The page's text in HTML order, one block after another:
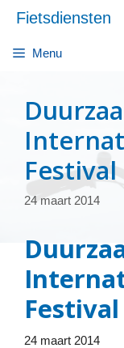
naar
inhoud
Fietsdiensten
Menu
Festival
24 maart 2014
Festival
24 maart 2014